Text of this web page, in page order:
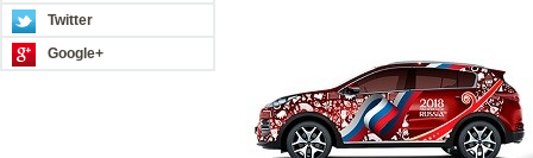
Twitter
Google+